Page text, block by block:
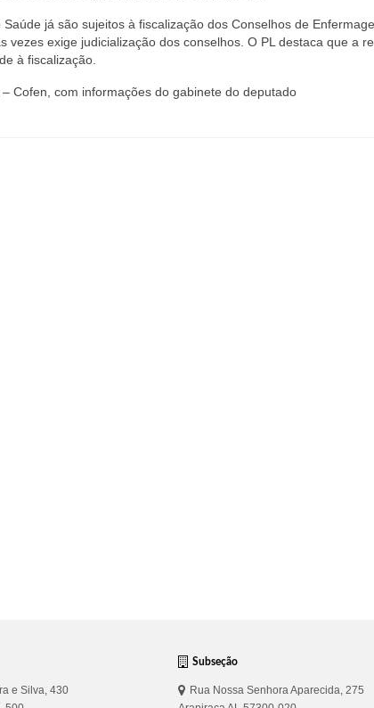
Saúde já são sujeitos à fiscalização dos Conselhos de
vezes exige judicialização dos conselhos. O PL destaca que a
à fiscalização.
– Cofen, com informações do gabinete do deputado
e Silva, 430
Subseção
Rua Nossa Senhora Aparecida, 275